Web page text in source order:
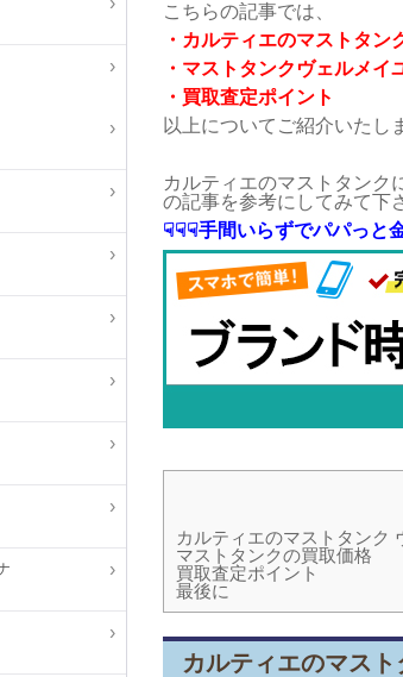
こちらの記事では、
・カルティエのマストタン
・マストタンクヴェルメイ
・買取査定ポイント
以上についてご紹介いたし
カルティエのマストタンク
の記事を参考にしてみて下
☟☟☟手間いらずでパパっと
カルティエのマストタンク
マストタンクの買取価格
買取査定ポイント
最後に
カルティエのマス